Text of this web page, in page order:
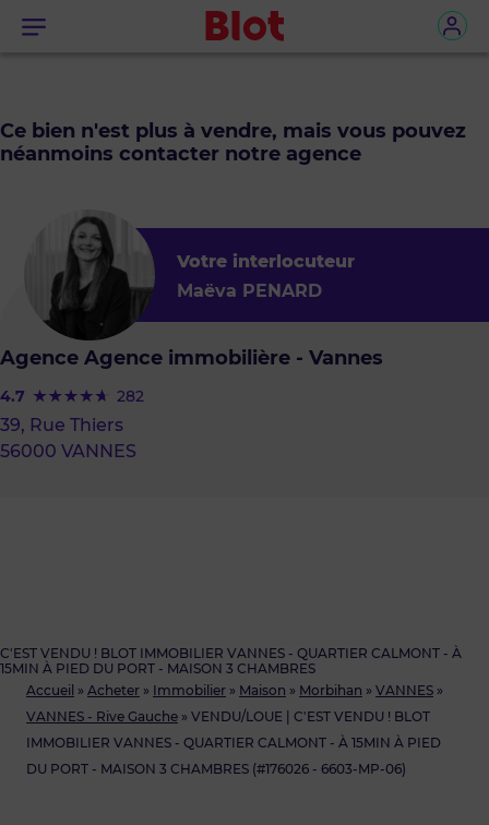
Menu
Accueil » Acheter » Immobilier » Maison » Morbihan » VANNES »
VANNES - Rive Gauche » VENDU/LOUE | C'EST VENDU ! BLOT
IMMOBILIER VANNES - QUARTIER CALMONT - À 15MIN À PIED
DU PORT - MAISON 3 CHAMBRES (#176026 - 6603-MP-06)
C'EST VENDU ! BLOT IMMOBILIER VANNES - QUARTIER CALMONT - À
15MIN À PIED DU PORT - MAISON 3 CHAMBRES
Ce bien n'est plus à vendre, mais vous pouvez
néanmoins contacter notre agence
Votre interlocuteur
Maëva PENARD
Agence Agence immobilière - Vannes
4.7 282
39, Rue Thiers
56000 VANNES